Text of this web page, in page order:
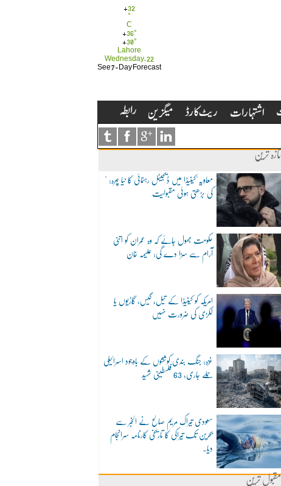
+32
°
C
+36°
+30°
Lahore
Wednesday, 22
See 7-Day Forecast
تازہ ترین
"معاویہ"کینیڈا میں ڈیجیٹل رہنمائی کا نیا چہرہ:
کی بڑھتی ہوئی مقبولیت
حکومت بھول جائے کہ وہ عمران کو اتنی
آرام سے سزا دے گی: علیمہ خان
امریکہ کو کینیڈا کے تیل، گیس، گاڑیوں یا
لکڑی کی ضرورت نہیں
غزہ: جنگ بندی کوششوں کے باوجود اسرائیلی
حملے جاری، 63 فلسطینی شہید
سعودی تیراک مریم صالح نے الخبر سے
بحرین تک تیراکی کا تاریخی کارنامہ سرانجام
دیا۔
مقبول ترین